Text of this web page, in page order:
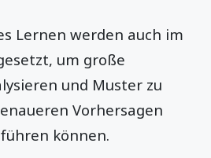
Lernen werden auch im
um große
und Muster zu
Vorhersagen
können.